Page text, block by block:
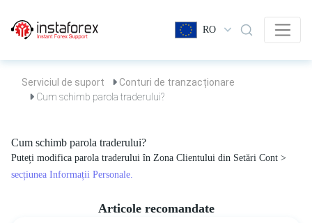
RO
Serviciul de suport
Conturi de tranzacționare
Cum schimb parola traderului?
Cum schimb parola traderului?
Puteți modifica parola traderului în Zona Clientului din Setări Cont >
secțiunea Informații Personale.
Articole recomandate